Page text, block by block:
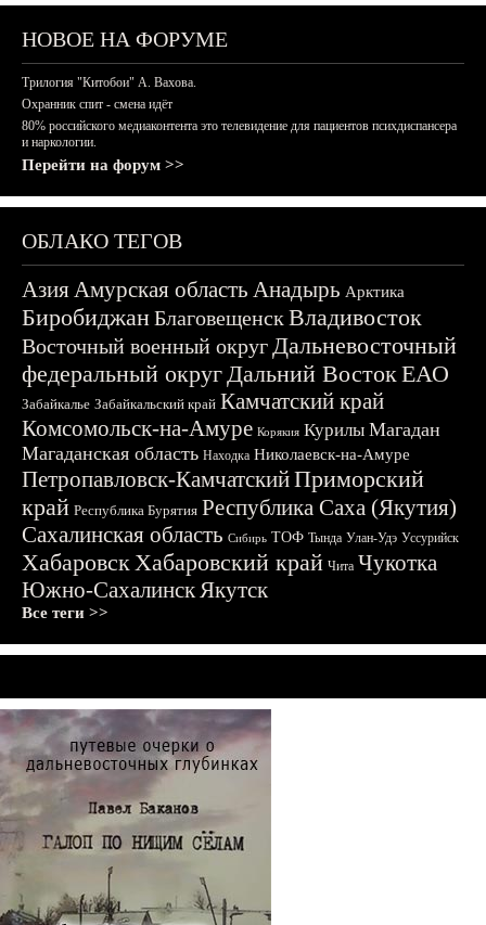
НОВОЕ НА ФОРУМЕ
Трилогия "Китобои" А. Вахова.
Охранник спит - смена идёт
80% российского медиаконтента это телевидение для пациентов психдиспансера
и наркологии.
Перейти на форум >>
ОБЛАКО ТЕГОВ
АзияАмурская область Анадырь Арктика
БиробиджанБлаговещенскВладивосток
Восточный военный округДальневосточный
федеральный округДальний ВостокЕАО
Забайкалье Забайкальский край Камчатский край
Комсомольск-на-Амуре Корякия Курилы Магадан
Магаданская область Находка Николаевск-на-Амуре
Петропавловск-КамчатскийПриморский
край Республика Бурятия Республика Саха (Якутия)
Сахалинская область Сибирь ТОФ Тында Улан-Удэ Уссурийск
ХабаровскХабаровский край Чита Чукотка
Южно-СахалинскЯкутск
Все теги >>